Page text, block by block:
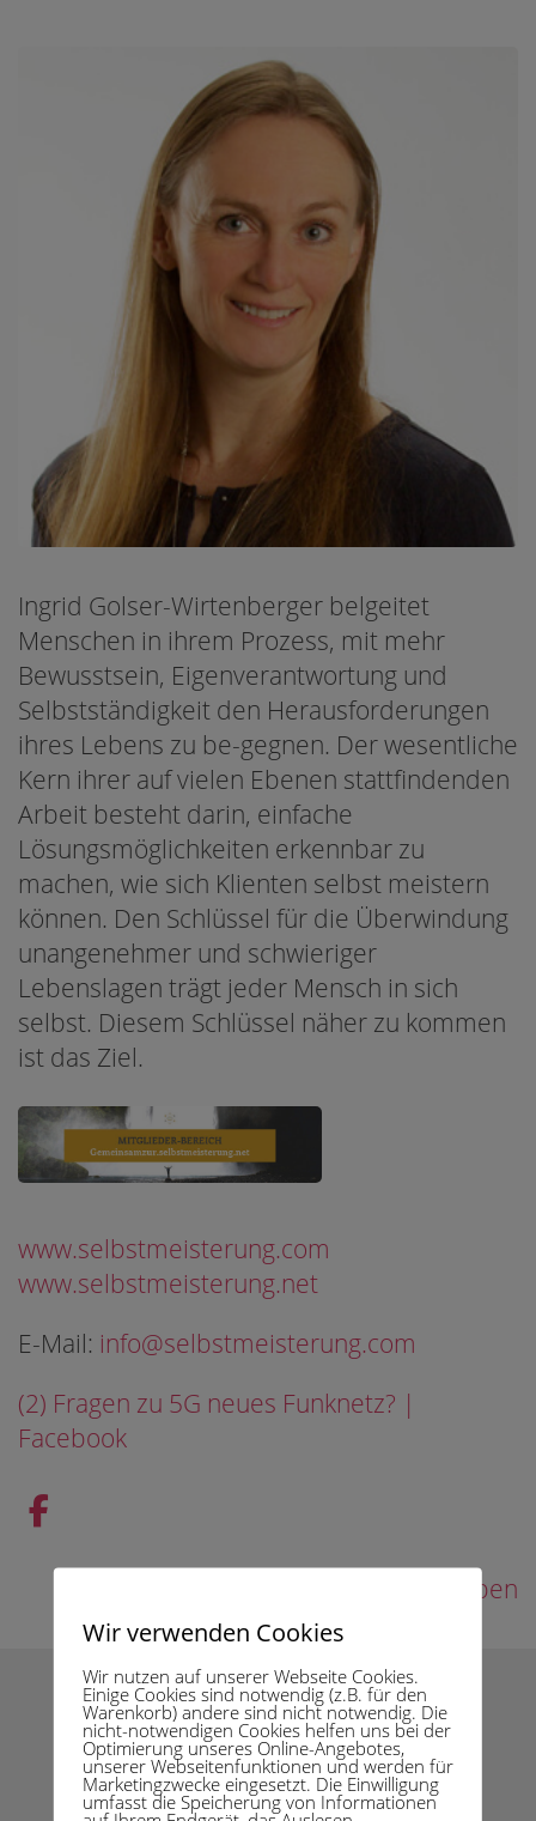
Ingrid Golser-Wirtenberger belgeitet
Menschen in ihrem Prozess, mit mehr
Bewusstsein, Eigenverantwortung und
Selbstständigkeit den Herausforderungen
ihres Lebens zu be-gegnen. Der wesentliche
Kern ihrer auf vielen Ebenen stattfindenden
Arbeit besteht darin, einfache
Lösungsmöglichkeiten erkennbar zu
machen, wie sich Klienten selbst meistern
können. Den Schlüssel für die Überwindung
unangenehmer und schwieriger
Lebenslagen trägt jeder Mensch in sich
selbst. Diesem Schlüssel näher zu kommen
ist das Ziel.
www.selbstmeisterung.com
www.selbstmeisterung.net
E-Mail: info@selbstmeisterung.com
(2) Fragen zu 5G neues Funknetz? |
Facebook
zurück nach oben
Wir verwenden Cookies
Wir nutzen auf unserer Webseite Cookies.
Einige Cookies sind notwendig (z.B. für den
Warenkorb) andere sind nicht notwendig. Die
nicht-notwendigen Cookies helfen uns bei der
Optimierung unseres Online-Angebotes,
unserer Webseitenfunktionen und werden für
Marketingzwecke eingesetzt. Die Einwilligung
umfasst die Speicherung von Informationen